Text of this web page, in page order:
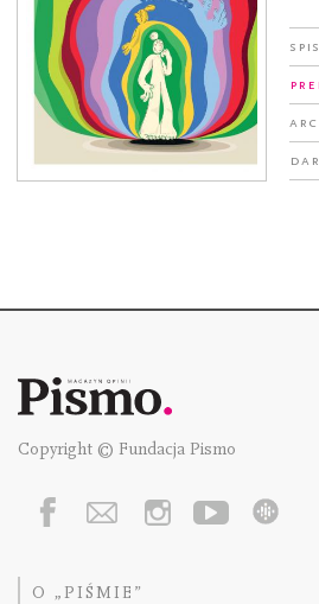
Copyright © Fundacja Pismo
O „PIŚMIE”